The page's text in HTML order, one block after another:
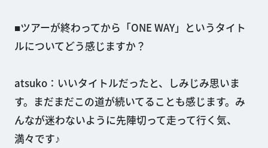
■ツアーが終わってから「ONE WAY」というタイト
ルについてどう感じますか？
atsuko：いいタイトルだったと、しみじみ思いま
す。まだまだこの道が続いてることも感じます。み
んなが迷わないように先陣切って走って行く気、
満々です♪